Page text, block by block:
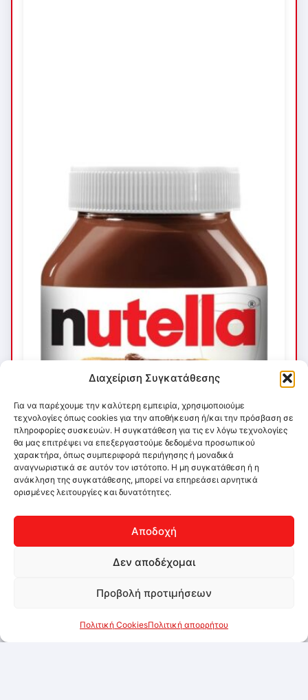
Διαχείριση Συγκατάθεσης
Για να παρέχουμε την καλύτερη εμπειρία, χρησιμοποιούμε
τεχνολογίες όπως cookies για την αποθήκευση ή/και την πρόσβαση σε
πληροφορίες συσκευών. Η συγκατάθεση για τις εν λόγω τεχνολογίες
θα μας επιτρέψει να επεξεργαστούμε δεδομένα προσωπικού
χαρακτήρα, όπως συμπεριφορά περιήγησης ή μοναδικά
αναγνωριστικά σε αυτόν τον ιστότοπο. Η μη συγκατάθεση ή η
ανάκληση της συγκατάθεσης, μπορεί να επηρεάσει αρνητικά
ορισμένες λειτουργίες και δυνατότητες.
Αποδοχή
Δεν αποδέχομαι
Προβολή προτιμήσεων
Πολιτική CookiesΠολιτική απορρήτου